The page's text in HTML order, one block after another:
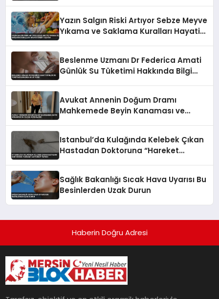
Yazın Salgın Riski Artıyor Sebze Meyve
Yıkama ve Saklama Kuralları Hayati
Beslenme Uzmanı Dr Federica Amati
Günlük Su Tüketimi Hakkında Bilgi
Avukat Annenin Doğum Dramı
Mahkemede Beyin Kanaması ve
Istanbul’da Kulağında Kelebek Çıkan
Hastadan Doktoruna “Hareket
Sağlık Bakanlığı Sıcak Hava Uyarısı Bu
Besinlerden Uzak Durun
Haberin Doğru Adresi